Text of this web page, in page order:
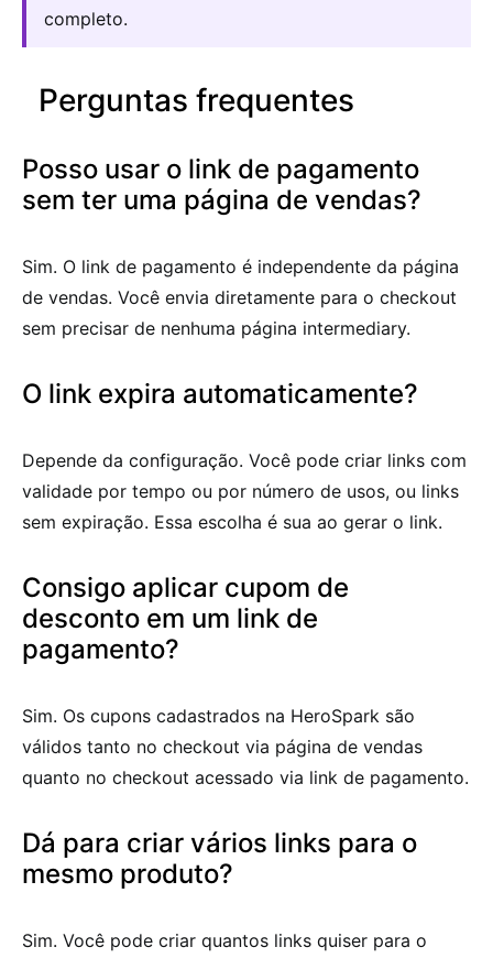
completo.
Perguntas frequentes
Posso usar o link de pagamento
sem ter uma página de vendas?
Sim. O link de pagamento é independente da página
de vendas. Você envia diretamente para o checkout
sem precisar de nenhuma página intermediary.
O link expira automaticamente?
Depende da configuração. Você pode criar links com
validade por tempo ou por número de usos, ou links
sem expiração. Essa escolha é sua ao gerar o link.
Consigo aplicar cupom de
desconto em um link de
pagamento?
Sim. Os cupons cadastrados na HeroSpark são
válidos tanto no checkout via página de vendas
quanto no checkout acessado via link de pagamento.
Dá para criar vários links para o
mesmo produto?
Sim. Você pode criar quantos links quiser para o